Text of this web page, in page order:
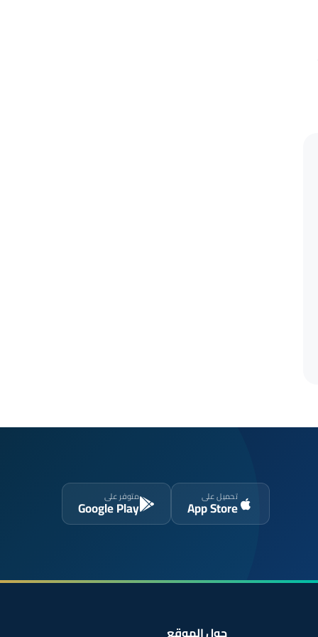
تحميل على
App Store
متوفر على
Google Play